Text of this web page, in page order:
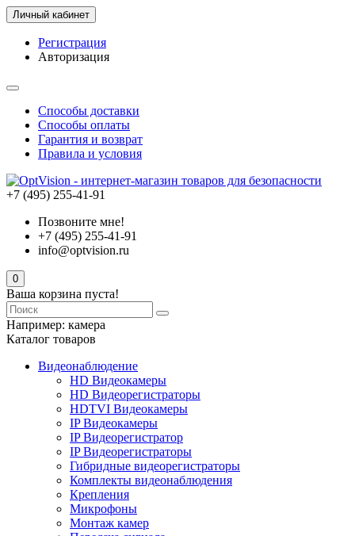
Личный кабинет
Регистрация
Авторизация
Способы доставки
Способы оплаты
Гарантия и возврат
Правила и условия
+7 (495) 255-41-91
Позвоните мне!
+7 (495) 255-41-91
info@optvision.ru
0
Ваша корзина пуста!
Например: камера
Каталог товаров
Видеонаблюдение
HD Видеокамеры
HD Видеорегистраторы
HDTVI Видеокамеры
IP Видеокамеры
IP Видеорегистратор
IP Видеорегистраторы
Гибридные видеорегистраторы
Комплекты видеонаблюдения
Крепления
Микрофоны
Монтаж камер